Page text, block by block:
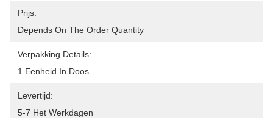
Prijs:
Depends On The Order Quantity
Verpakking Details:
1 Eenheid In Doos
Levertijd:
5-7 Het Werkdagen